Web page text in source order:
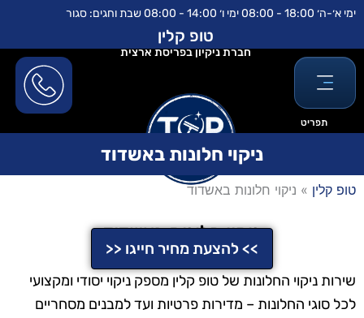
לתוכן
דילוג
ימי א׳-ה׳ 18:00 - 08:00 ימי ו׳ 14:00 - 08:00 שבת וחגים: סגור
תפריט
טופ קלין
חברת ניקיון בפריסת ארצית
ניקוי חלונות באשדוד
טופ קלין » ניקוי חלונות באשדוד
ניקוי חלונות באשדוד
>> להצעת מחיר חייגו <<
שירות ניקוי החלונות של טופ קלין מספק ניקוי יסודי ומקצועי
לכל סוגי החלונות – מדירות פרטיות ועד למבנים מסחריים